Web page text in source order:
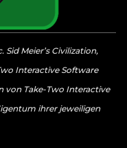
Meier’s Civilization,
Interactive Software
von Take-Two Interactive
ihrer jeweiligen